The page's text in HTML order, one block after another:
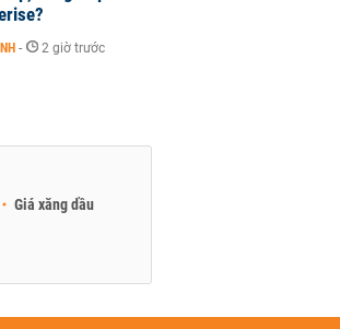
- 2 giờ trước
Giá xăng dầu